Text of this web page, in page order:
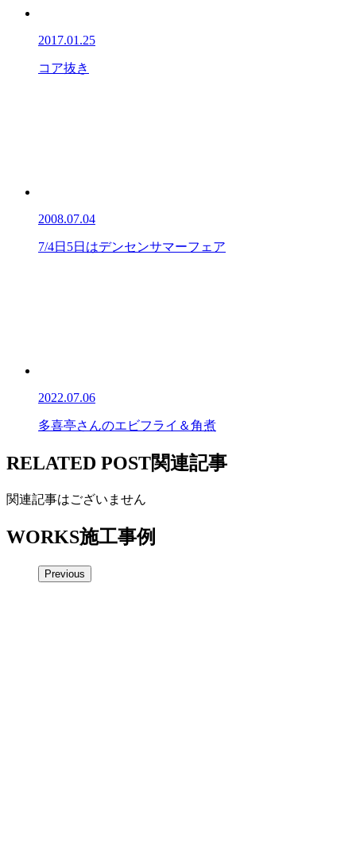
2017.01.25
コア抜き
2008.07.04
7/4日5日はデンセンサマーフェア
2022.07.06
多喜亭さんのエビフライ＆角煮
RELATED POST関連記事
関連記事はございません
WORKS施工事例
Previous